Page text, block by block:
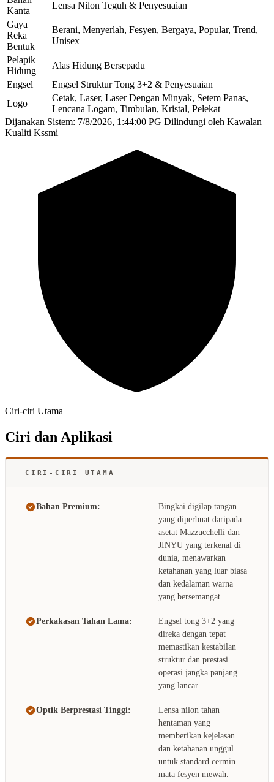
Kanta
Lensa Nilon Teguh & Penyesuaian
Gaya
Reka
Bentuk
Berani, Menyerlah, Fesyen, Bergaya, Popular, Trend,
Unisex
Pelapik
Hidung
Alas Hidung Bersepadu
Engsel
Engsel Struktur Tong 3+2 & Penyesuaian
Logo
Cetak, Laser, Laser Dengan Minyak, Setem Panas,
Lencana Logam, Timbulan, Kristal, Pelekat
Dijanakan Sistem: 7/8/2026, 1:44:00 PG Dilindungi oleh Kawalan
Kualiti Kssmi
Ciri-ciri Utama
Ciri dan Aplikasi
CIRI-CIRI UTAMA
Bahan Premium:
Bingkai digilap tangan
yang diperbuat daripada
asetat Mazzucchelli dan
JINYU yang terkenal di
dunia, menawarkan
ketahanan yang luar biasa
dan kedalaman warna
yang bersemangat.
Perkakasan Tahan Lama:
Engsel tong 3+2 yang
direka dengan tepat
memastikan kestabilan
struktur dan prestasi
operasi jangka panjang
yang lancar.
Optik Berprestasi Tinggi:
Lensa nilon tahan
hentaman yang
memberikan kejelasan
dan ketahanan unggul
untuk standard cermin
mata fesyen mewah.